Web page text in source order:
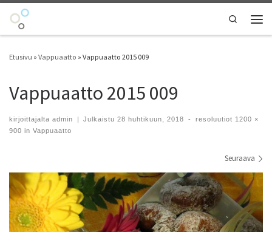
Skip to content
Search
Etusivu » Vappuaatto » Vappuaatto 2015 009
Vappuaatto 2015 009
kirjoittajalta admin | Julkaistu28 huhtikuun, 2018 - resoluutiot 1200 ×
900 in Vappuaatto
Seuraava